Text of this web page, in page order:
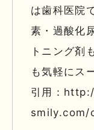
は歯科医院
素・過酸化
トニング剤
も気軽にス
引用：